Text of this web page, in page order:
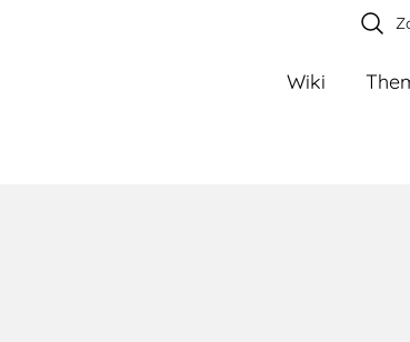
Wiki